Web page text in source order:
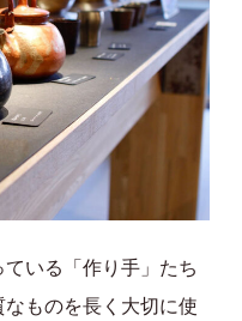
いる「作り手」たち
ものを長く大切に使